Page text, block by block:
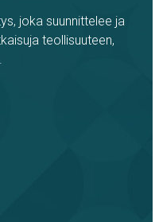
joka suunnittelee ja
teollisuuteen,